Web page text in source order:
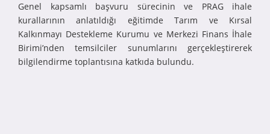
Genel kapsamlı başvuru sürecinin ve PRAG ihale
kurallarının anlatıldığı eğitimde Tarım ve Kırsal
Kalkınmayı Destekleme Kurumu ve Merkezi Finans İhale
Birimi’nden temsilciler sunumlarını gerçekleştirerek
bilgilendirme toplantısına katkıda bulundu.